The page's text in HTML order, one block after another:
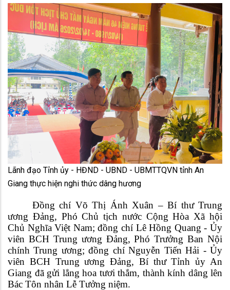
Lãnh đạo Tỉnh ủy - HĐND - UBND - UBMTTQVN tỉnh An
Giang thực hiện nghi thức dâng hương
Đồng chí Võ Thị Ánh Xuân – Bí thư Trung
ương Đảng, Phó Chủ tịch nước Cộng Hòa Xã hội
Chủ Nghĩa Việt Nam; đồng chí Lê Hồng Quang - Ủy
viên BCH Trung ương Đảng, Phó Trưởng Ban Nội
chính Trung ương; đồng chí Nguyễn Tiến Hải - Ủy
viên BCH Trung ương Đảng, Bí thư Tỉnh ủy An
Giang đã gửi lẳng hoa tươi thắm, thành kính dâng lên
Bác Tôn nhân Lễ Tưởng niệm.